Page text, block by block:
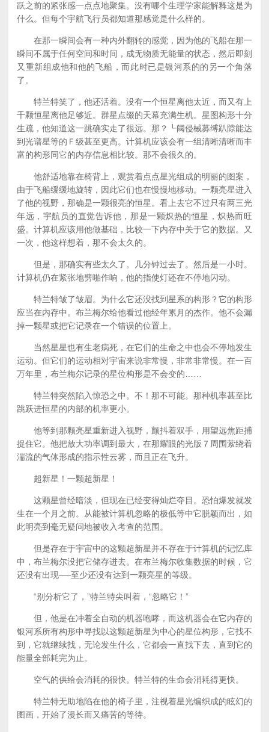
跃之前的紧张感一点点地聚集。没有哪个生理学家能解释这是为
什么。但每个宇航飞行员都知道那感觉是什么样的。
在那一瞬间会有一种内外翻转的感觉，因为他的飞船在那一
瞬间不属于任何空间和时间，成无物质无能量的状态，然后即刻
又重新组成他和他的飞船，而此时已是银河系的的另一个角落
了。
特兰特笑了，他还活着。没有一个恒星离他太近，而又有上
千颗恒星离他足够近。群星点缀的天幕充满生机。星图构形十分
生疏，他知道这一跳确实走了很远。那？┖阈侵械募缚趴隙能达
到光谱星等的Ｆ级甚至更高。计算机应该会有一组清晰清晰而丰
富的构形同它的内存信息相比较。那不会很久的。
他舒适地靠在椅背上，观赏着点点星光组成的明丽的图案，
由于飞船缓缓地旋转，因此它们也在慢慢地移动。一颗亮星进入
了他的视野，那确是一颗很亮的恒星。看上去它不过只有两三光
年远，宇航员的直觉告诉他，那是一颗炽热的恒星，炽热而旺
盛。计算机应该用他做基础，比较一下内存中关于它的数据。又
一次，他这样想着，那不会太久的。
但是，那确实有些太久了。几分钟过去了。然后是一小时。
计算机仍在紧张地劈啪作响，他的指使灯还在不停地闪动。
特兰特皱了皱眉。为什么它还没找到星系的构形？它的构形
应当在内存中。布兰梅尔给他看过他经年累月的杰作。他不会漏
掉一颗星或把它记录在一个错误的位置上。
当然星星也有生老病死，在它们的生命之中也会不停地发生
运动。但它们的运动相对宇宙来说非常慢，非常非常慢。在一百
万年里，布兰梅尔记录的星位构形是不会变的……
特兰特突然陷入惊恐之中。不！那不可能。那种机率甚至比
跳跃进恒星的内部的机率更小。
他等到那颗亮星重新进入视野，颤抖着双手，用望远焦距捕
捉住它。他把放大功率调到最大，在那耀眼的光版７周围萦绕着
湍流的气体形成的指示性云雾，而且正在飞升。
超新星！一颗超新星！
这颗星曾经暗淡，但现在已经变得灿烂夺目。恐怕爆发就发
生在一个月之前。从能被计算机忽略的极低等中它脱颖而出，如
此明亮到毫无疑问地被收入考查的范围。
但是存在于宇宙中的这颗超新星并不存在于计算机的记忆库
中，布兰梅尔没把它储存进去。在布兰梅尔收集数据的时候，它
还没有出现──至少还没有达到一颗亮星的等级。
“别分析它了，”特兰特尖叫着，“忽略它！”
但，他是在冲着全自动的机器咆哮，而这机器会在它内存的
银河系所有构形中寻找以这颗超新星为中心的星位构形，它找不
到，它就继续找，无论发生什么，它都会一直找下去，直到它的
能量全部耗完为止。
空气的供给会消耗的很快。特兰特的生命会消耗得更快。
特兰特无助地陷在他的椅子里，注视着星光编织成的眩幻的
图画，开始了漫长而又痛苦的等待。